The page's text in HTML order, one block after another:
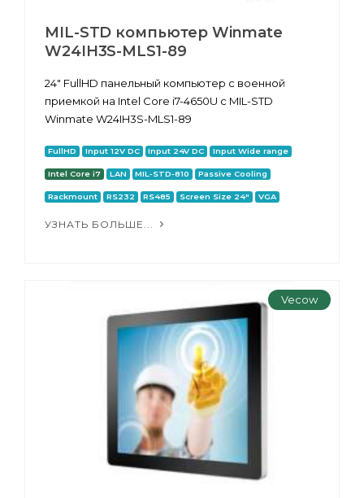
MIL-STD компьютер Winmate
W24IH3S-MLS1-89
24" FullHD панельный компьютер с военной
приемкой на Intel Core i7-4650U с MIL-STD
Winmate W24IH3S-MLS1-89
FullHD Input 12V DC Input 24V DC Input Wide range
Intel Core i7 LAN MIL-STD-810 Passive Cooling
Rackmount RS232 RS485 Screen Size 24" VGA
УЗНАТЬ БОЛЬШЕ...
Vecow